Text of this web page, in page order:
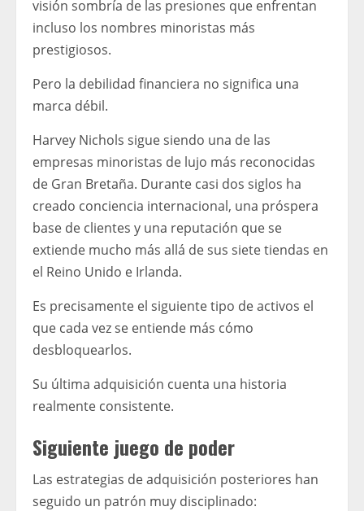
visión sombría de las presiones que enfrentan
incluso los nombres minoristas más
prestigiosos.
Pero la debilidad financiera no significa una
marca débil.
Harvey Nichols sigue siendo una de las
empresas minoristas de lujo más reconocidas
de Gran Bretaña. Durante casi dos siglos ha
creado conciencia internacional, una próspera
base de clientes y una reputación que se
extiende mucho más allá de sus siete tiendas en
el Reino Unido e Irlanda.
Es precisamente el siguiente tipo de activos el
que cada vez se entiende más cómo
desbloquearlos.
Su última adquisición cuenta una historia
realmente consistente.
Siguiente juego de poder
Las estrategias de adquisición posteriores han
seguido un patrón muy disciplinado: